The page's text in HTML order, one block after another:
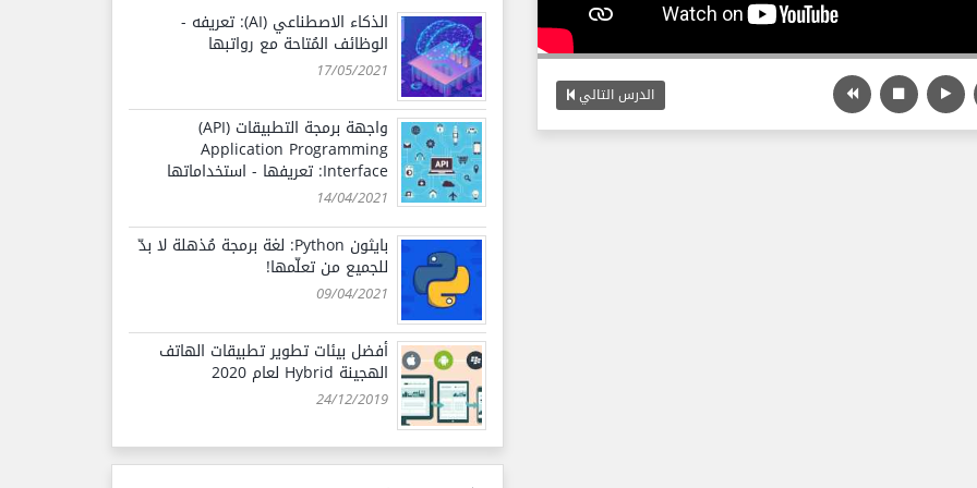
الدرس التالي
الذكاء الاصطناعي (AI): تعريفه -
الوظائف المُتاحة مع رواتبها
17/05/2021
واجهة برمجة التطبيقات (API)
Application Programming
Interface: تعريفها - استخداماتها
14/04/2021
بايثون Python: لغة برمجة مُذهلة لا بدّ
للجميع من تعلّمها!
09/04/2021
أفضل بيئات تطوير تطبيقات الهاتف
الهجينة Hybrid لعام 2020
24/12/2019